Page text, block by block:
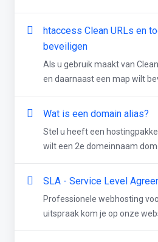
htaccess Clean URLs en
beveiligen
Als u gebruik maakt van
en daarnaast een map wilt
Wat is een domain alias?
Stel u heeft een
wilt een 2e domeinnaam
SLA - Service Level
Professionele webhosting
uitspraak kom je op onze